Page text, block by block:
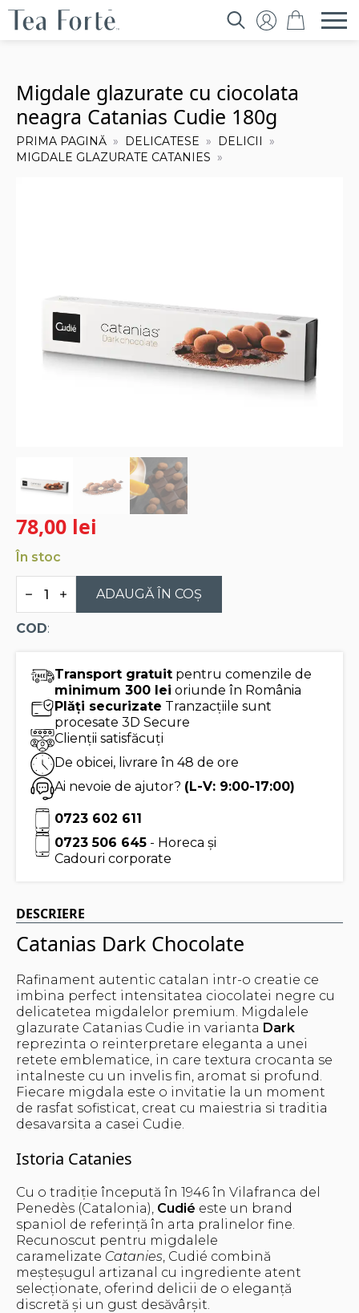
Migdale glazurate cu ciocolata
neagra Catanias Cudie 180g
PRIMA PAGINĂ DELICATESE
DELICII
MIGDALE GLAZURATE CATANIES
78,00 lei
În stoc
Cantitate
Migdale
cu
ciocolata
Cudie
180g
ADAUGĂ ÎN COȘ
COD:
Transport gratuit pentru comenzile de
minimum 300 lei oriunde în România
Plăți securizate Tranzacțiile sunt
procesate 3D Secure
Clienții satisfăcuți
De obicei, livrare în 48 de ore
Ai nevoie de ajutor? (L-V: 9:00-17:00)
0723 602 611
0723 506 645 - Horeca și
Cadouri corporate
DESCRIERE
Catanias Dark Chocolate
Rafinament autentic catalan intr-o creatie ce
imbina perfect intensitatea ciocolatei negre cu
delicatetea migdalelor premium. Migdalele
glazurate Catanias Cudie in varianta Dark
reprezinta o reinterpretare eleganta a unei
retete emblematice, in care textura crocanta se
intalneste cu un invelis fin, aromat si profund.
Fiecare migdala este o invitatie la un moment
de rasfat sofisticat, creat cu maiestria si traditia
desavarsita a casei Cudie.
Istoria Catanies
Cu o tradiție începută în 1946 în Vilafranca del
Penedès (Catalonia), Cudié este un brand
spaniol de referință în arta pralinelor fine.
Recunoscut pentru migdalele
caramelizate Catanies, Cudié combină
meșteșugul artizanal cu ingrediente atent
selecționate, oferind delicii de o eleganță
discretă și un gust desăvârșit.